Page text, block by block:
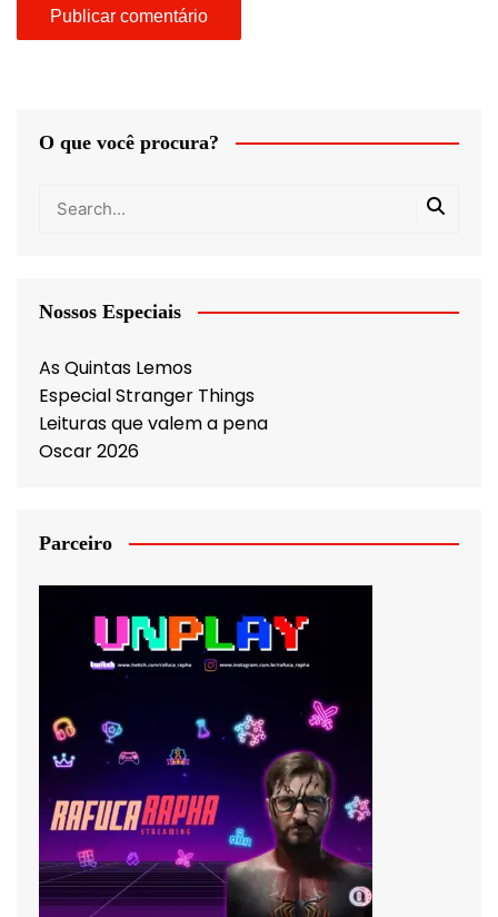
O que você procura?
Nossos Especiais
As Quintas Lemos
Especial Stranger Things
Leituras que valem a pena
Oscar 2026
Parceiro